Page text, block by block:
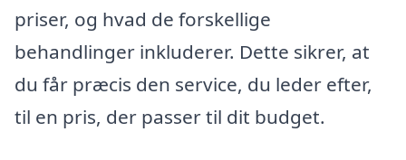
priser, og hvad de forskellige
behandlinger inkluderer. Dette sikrer, at
du får præcis den service, du leder efter,
til en pris, der passer til dit budget.